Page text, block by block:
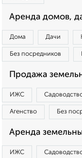
Аренда домов,
Дома Дачи
Без посредников
Продажа
ИЖС
Агенство Без
Аренда
ИЖС